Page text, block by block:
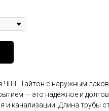
ЧШГ Тайтон с наружным
— это надежное и
и канализации. Длина трубы